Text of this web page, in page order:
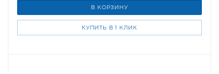
В КОРЗИНУ
КУПИТЬ В 1 КЛИК